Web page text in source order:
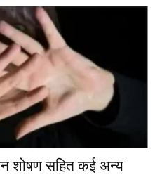
शोषण सहित कई अन्य